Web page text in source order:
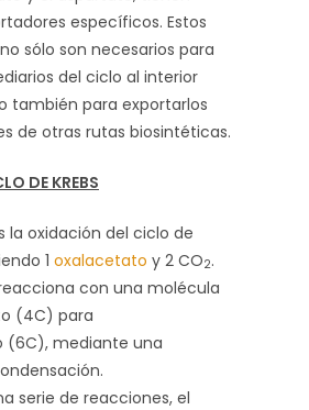
específicos. Estos
sólo son necesarios para
del ciclo al interior
también para exportarlos
de otras rutas biosintéticas.
DE KREBS
la oxidación del ciclo de
1 oxalacetato y 2 CO2.
con una molécula
(4C) para
(6C), mediante una
serie de reacciones, el